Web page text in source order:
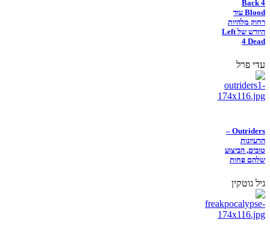
Back 4
Blood עוד
רחוק מלהיות
היורש של Left
4 Dead
עדי פרל
Outriders –
הרעיונות
טובים, הביצוע
שלהם פחות
גיל גוטקין